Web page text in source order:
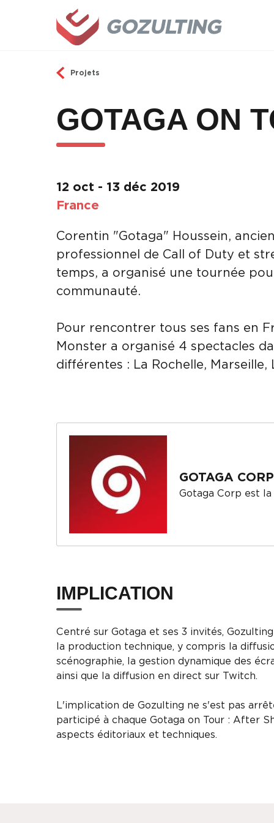
Aller au contenu principal
Projets
GOTAGA ON
12 oct - 13 déc 2019
France
Corentin "Gotaga" Houssein,
professionnel de Call of Duty et
temps, a organisé une tournée
communauté.
Pour rencontrer tous ses fans en
Monster a organisé 4 spectacles
différentes : La Rochelle, Marseille,
GOTAGA CORP
Gotaga Corp est
IMPLICATION
Centré sur Gotaga et ses 3 invités,
la production technique, y compris la
scénographie, la gestion dynamique des
ainsi que la diffusion en direct sur Twitch.
L'implication de Gozulting ne s'est pas
participé à chaque Gotaga on Tour : After
aspects éditoriaux et techniques.